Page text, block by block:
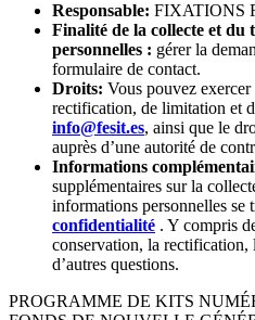
Responsable: FIXATIONS
Finalité de la collecte et du
personnelles : gérer la
formulaire de contact.
Droits: Vous pouvez exercer
rectification, de limitation et
info@fesit.es, ainsi que le
auprès d’une autorité de
Informations
supplémentaires sur la
informations personnelles se
confidentialité . Y compris
conservation, la rectification,
d’autres questions.
PROGRAMME DE KITS